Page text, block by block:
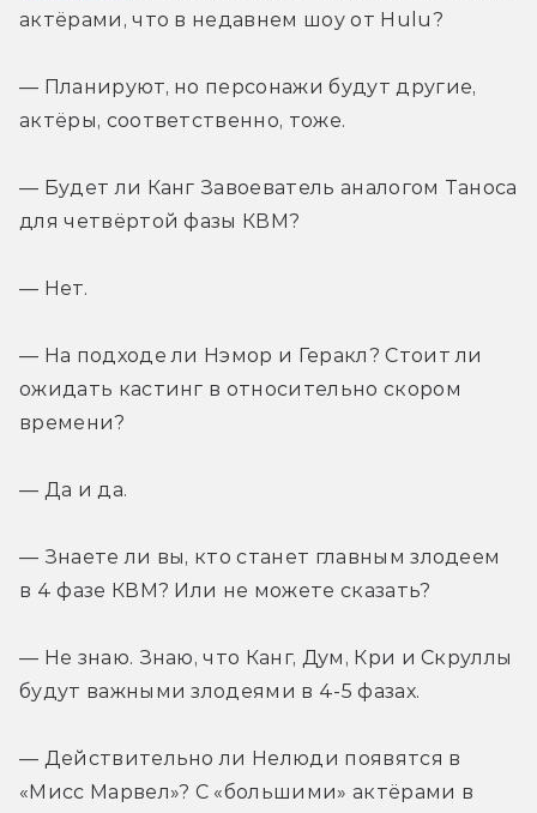
актёрами, что в недавнем шоу от Hulu?
— Планируют, но персонажи будут другие,
актёры, соответственно, тоже.
— Будет ли Канг Завоеватель аналогом Таноса
для четвёртой фазы КВМ?
— Нет.
— На подходе ли Нэмор и Геракл? Стоит ли
ожидать кастинг в относительно скором
времени?
— Да и да.
— Знаете ли вы, кто станет главным злодеем
в 4 фазе КВМ? Или не можете сказать?
— Не знаю. Знаю, что Канг, Дум, Кри и Скруллы
будут важными злодеями в 4-5 фазах.
— Действительно ли Нелюди появятся в
«Мисс Марвел»? С «большими» актёрами в